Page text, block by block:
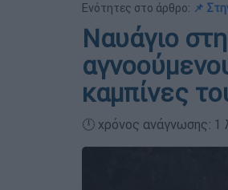
Ενότητες στο άρθρο: 📌
Ναυάγιο
καμπίνες
🕛 χρόνος ανάγνωσης: